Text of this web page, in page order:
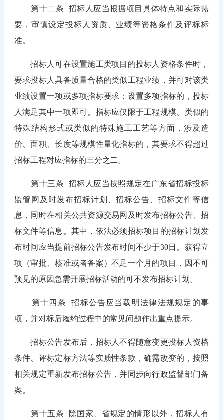
第十二条 招标人应当根据项目具体特点和实际需
要，审慎设定投标人资质、业绩等资格条件及评标标
准。
招标人可在设置施工类项目的投标人资格条件时，
要求投标人具备质量合格的类似工程业绩，并可对该类
业绩设置一项或多项指标要求；设置多项指标的，投标
人满足其中一项即可。指标应仅限于工程规模、类似的
特殊结构形式或类似的特殊施工工艺等方面，涉及造
价、面积、长度等规模性量化指标的，其要求不得超过
招标工程对应指标的三分之二。
第十三条 招标人应当按照规定在广东省招标投标
监管网及时发布招标计划、招标公告、招标文件等信
息，同时在相关公共资源交易网及时发布招标公告、招
标文件等信息。其中，依法必须招标项目的招标计划发
布时间应当提前招标公告发布时间不少于30日。获得立
项（审批、核准或者备案）不足一个月的项目，因不可
预见的原因急需开展招标活动的可不发布招标计划。
第十四条招标公告应当载明法律法规规定的事
项，并对标后履约过程中的常见问题作出重点提示。
招标公告发布后，招标人不得随意变更投标人资格
条件、评标定标方法等实质性条款，确需改变的，按照
相关规定重新发布招标公告，并同步向行政监督部门备
案。
第十五条
除国家、省规定的情形以外，招标人有